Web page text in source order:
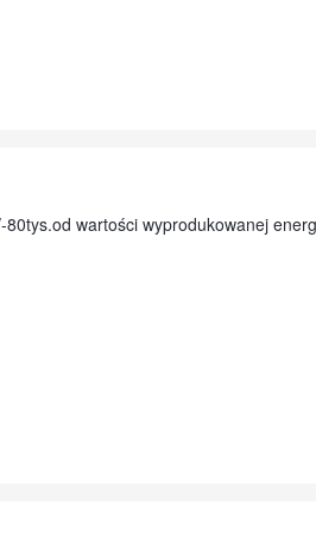
wartości wyprodukowanej